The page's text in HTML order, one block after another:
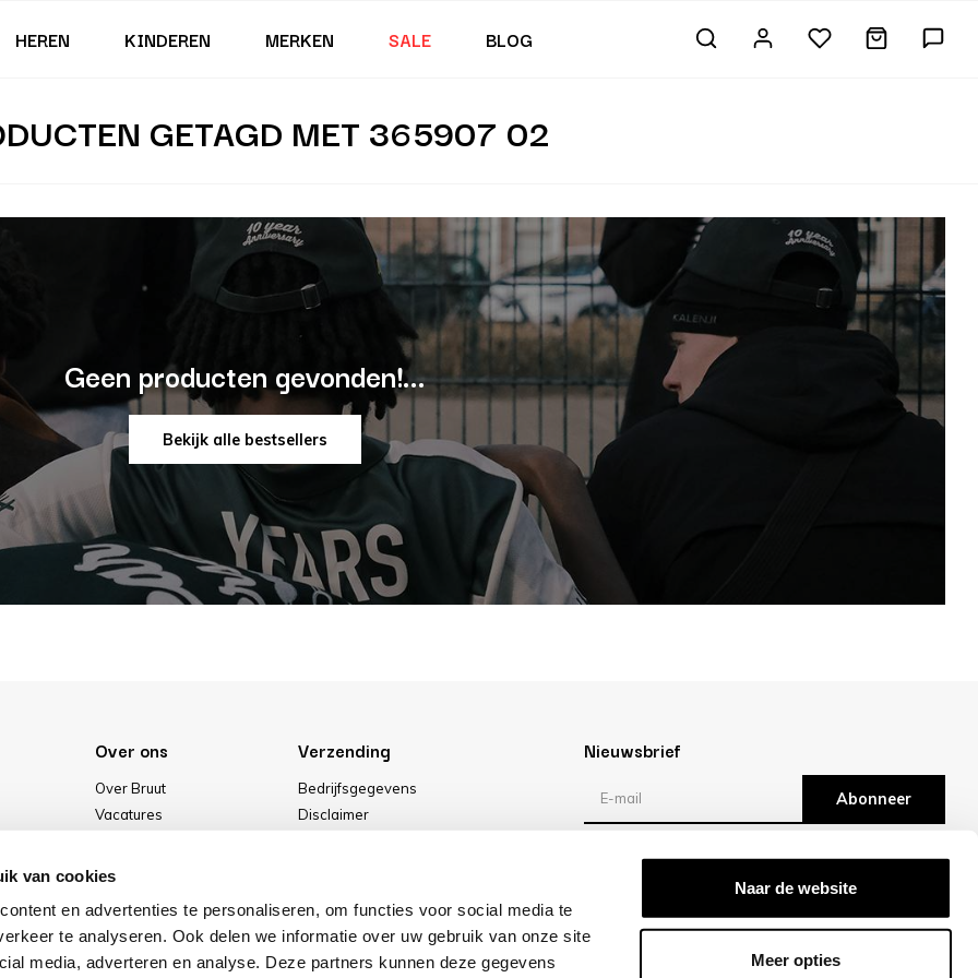
van cookies
en advertenties te personaliseren, om functies voor social media te
te analyseren. Ook delen we informatie over uw gebruik van onze site
media, adverteren en analyse. Deze partners kunnen deze gegevens
Naar de website
Meer opties
HEREN KINDEREN MERKEN SALE BLOG
GETAGD MET 365907 02
Geen producten gevonden!...
Bekijk alle bestsellers
Over ons
Over Bruut
Vacatures
Onze winkel
Verzending
Bedrijfsgegevens
Disclaimer
Nieuwsbrief
Abonneer
Reviews
/10 -klantbeoordelingen